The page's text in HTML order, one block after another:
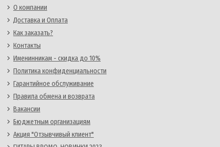
О компании
Доставка и Оплата
Как заказать?
Контакты
Именинникам - скидка до 10%
Политика конфиденциальности
Гарантийное обслуживание
Правила обмена и возврата
Вакансии
Бюджетным организациям
Акция "Отзывчивый клиент"